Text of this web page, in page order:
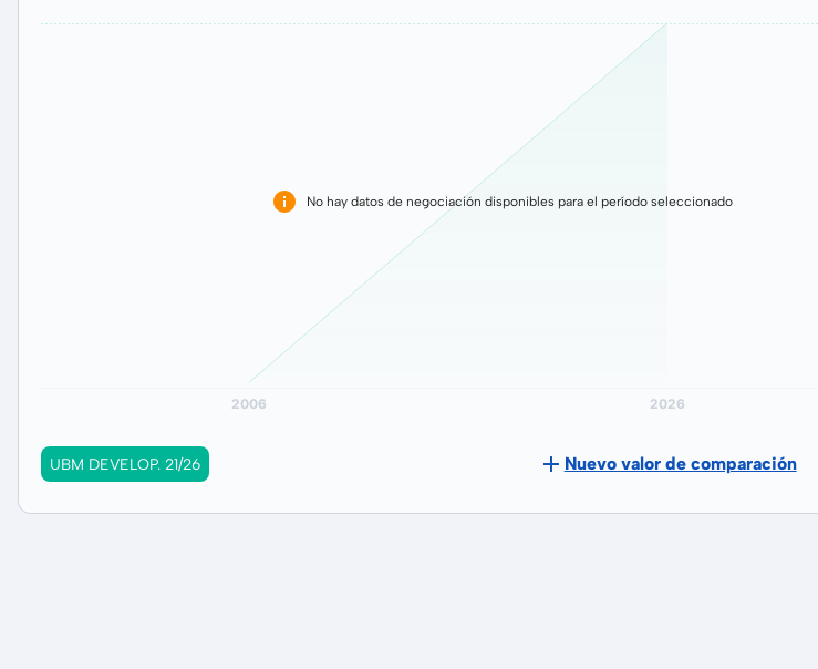
No hay datos de negociación disponibles para el período seleccionado
UBM DEVELOP. 21/26 Nuevo valor de comparación